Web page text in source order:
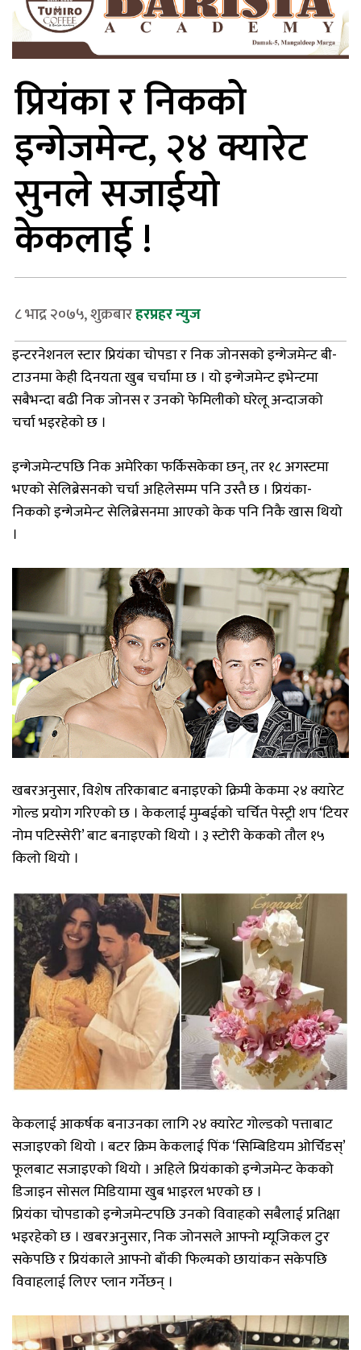
प्रियंका र निकको
इन्गेजमेन्ट, २४ क्यारेट
सुनले सजाईयो
केकलाई !
८ भाद्र २०७५, शुक्रबारहरप्रहर न्युज
इन्टरनेशनल स्टार प्रियंका चोपडा र निक जोनसको इन्गेजमेन्ट बी-
टाउनमा केही दिनयता खुब चर्चामा छ । यो इन्गेजमेन्ट इभेन्टमा
सबैभन्दा बढी न‍िक जोनस र उनको फेमिलीको घरेलू अन्दाजको
चर्चा भइरहेको छ ।
इन्गेजमेन्टपछि न‍िक अमेरिका फर्किसकेका छन्, तर १८ अगस्टमा
भएको सेल‍िब्रेसनको चर्चा अहिलेसम्म पनि उस्तै छ । प्रियंका-
निकको इन्गेजमेन्ट सेलिब्रेसनमा आएको केक पनि निकै खास थियो
।
खबरअनुसार, विशेष तरिकाबाट बनाइएको क्रिमी केकमा २४ क्यारेट
गोल्ड प्रयोग गरिएको छ । केकलाई मुम्बईको चर्चित पेस्ट्री शप ‘टियर
नोम पटिस्सेरी’ बाट बनाइएको थियो । ३ स्टोरी केकको तौल १५
किलो थियो ।
केकलाई आकर्षक बनाउनका लागि २४ क्यारेट गोल्डको पत्ताबाट
सजाइएको थियो । बटर क्रिम केकलाई प‍िंक ‘सिम्बिडियम ओर्चिडस्’
फूलबाट सजाइएको थियो । अहिले प्र‍ियंकाको इन्गेजमेन्ट केकको
डिजाइन सोसल मिडियामा खुब भाइरल भएको छ ।
प्रियंका चोपडाको इन्गेजमेन्टपछि उनको विवाहको सबैलाई प्रतिक्षा
भइरहेको छ । खबरअनुसार, न‍िक जोनसले आफ्नो म्यूज‍िकल टुर
सकेपछि र प्रियंकाले आफ्नो बाँकी फिल्मको छायांकन सकेपछि
विवाहलाई लिएर प्लान गर्नेछन् ।